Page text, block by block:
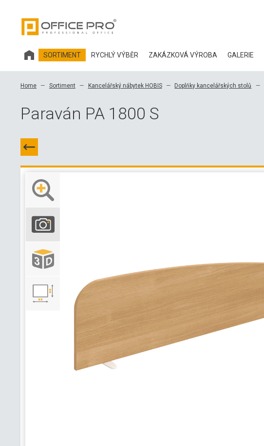
SORTIMENT RYCHLÝ VÝBĚR ZAKÁZKOVÁ VÝROBA GALERIE
Home Sortiment Kancelářský nábytek HOBIS Doplňky kancelářských stolů
Paraván PA 1800 S